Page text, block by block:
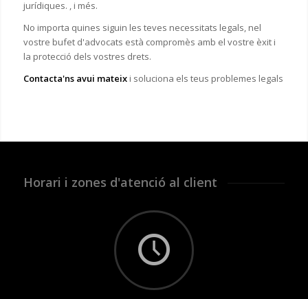
jurídiques. , i més.
No importa quines siguin les teves necessitats legals, nel
vostre bufet d'advocats està compromès amb el vostre èxit i
la protecció dels vostres drets.
Contacta'ns avui mateix i soluciona els teus problemes legals
Horari i zones d'atenció al client